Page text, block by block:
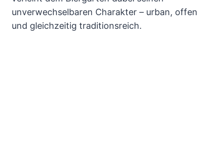
unverwechselbaren Charakter – urban, offen
und gleichzeitig traditionsreich.